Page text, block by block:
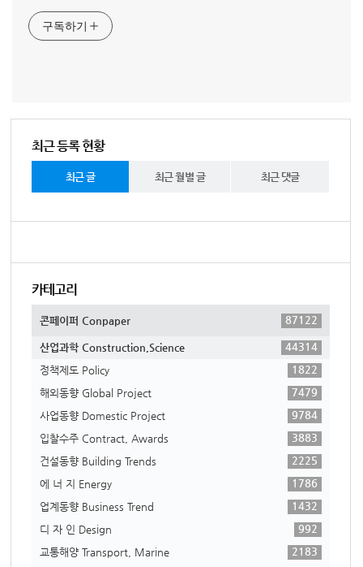
구독하기
최근 등록 현황
최근 글 최근 월별 글 최근 댓글
카테고리
콘페이퍼 Conpaper 87122
산업과학 Construction,Science
44314
정책제도 Policy
1822
해외동향 Global Project
7479
사업동향 Domestic Project
9784
입찰수주 Contract, Awards
3883
건설동향 Building Trends
2225
에 너 지 Energy
1786
업계동향 Business Trend
1432
디 자 인 Design
992
교통해양 Transport, Marine
2183